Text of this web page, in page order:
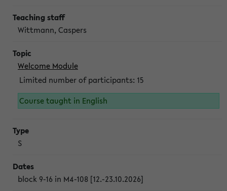
Wittmann, Caspers
Welcome Module
Limited number of participants: 15
Course taught in English
S
block 9-16 in M4-108 [12.-23.10.2026]